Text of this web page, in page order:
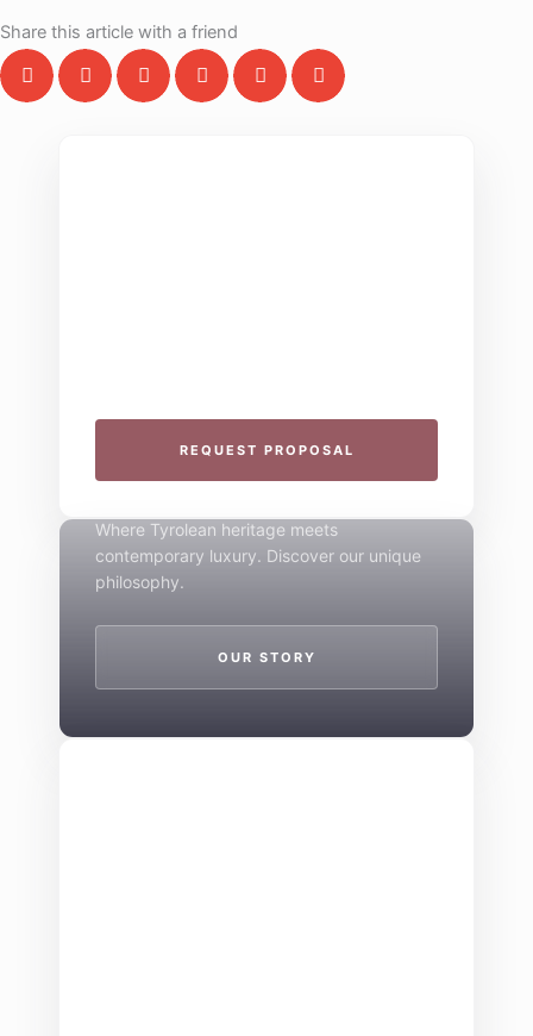
Share this article with a friend
REQUEST PROPOSAL
Mountain Boutique
Where Tyrolean heritage meets
contemporary luxury. Discover our unique
philosophy.
OUR STORY